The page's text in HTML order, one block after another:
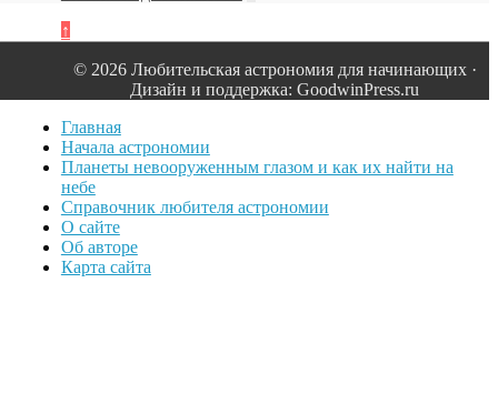
↑
© 2026 Любительская астрономия для начинающих ·
Дизайн и поддержка: GoodwinPress.ru
Главная
Начала астрономии
Планеты невооруженным глазом и как их найти на
небе
Справочник любителя астрономии
О сайте
Об авторе
Карта сайта